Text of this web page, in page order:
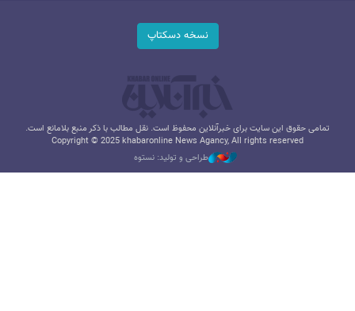
نسخه دسکتاپ
تمامی حقوق این سایت برای خبرآنلاین محفوظ است. نقل مطالب با ذکر منبع بلامانع است.
Copyright © 2025 khabaronline News Agancy, All rights reserved
طراحی و تولید: نستوه